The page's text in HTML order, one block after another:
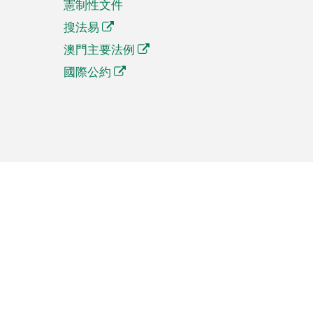
憲制性文件
搜法易
澳門主要法例
國際公約